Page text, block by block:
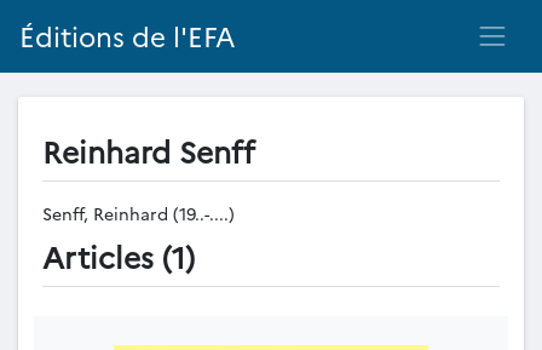
Éditions de l'EFA
Reinhard Senff
Senff, Reinhard (19..-....)
Articles (1)